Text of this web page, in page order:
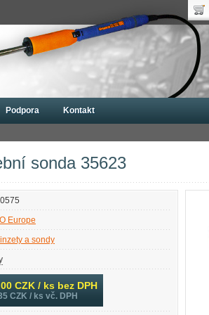
sonda 35623
Europe
a sondy
CZK / ks bez DPH
CZK / ks vč. DPH
Podpora Kontakt